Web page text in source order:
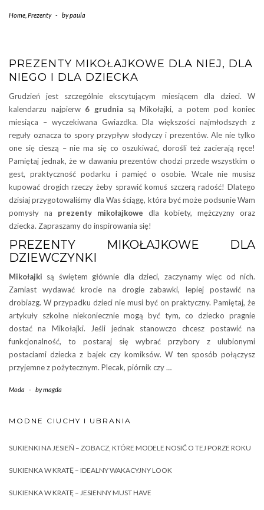
Home Prezenty - bypaula
PREZENTY MIKOŁAJKOWE DLA NIEJ, DLA
NIEGO I DLA DZIECKA
Grudzień jest szczególnie ekscytującym miesiącem dla dzieci. W
kalendarzu najpierw 6 grudnia są Mikołajki, a potem pod koniec
miesiąca – wyczekiwana Gwiazdka. Dla większości najmłodszych z
reguły oznacza to spory przypływ słodyczy i prezentów. Ale nie tylko
one się cieszą – nie ma się co oszukiwać, dorośli też zacierają ręce!
Pamiętaj jednak, że w dawaniu prezentów chodzi przede wszystkim o
gest, praktyczność podarku i pamięć o osobie. Wcale nie musisz
kupować drogich rzeczy żeby sprawić komuś szczerą radość! Dlatego
dzisiaj przygotowaliśmy dla Was ściągę, która być może podsunie Wam
pomysły na prezenty mikołajkowe dla kobiety, mężczyzny oraz
dziecka. Zapraszamy do inspirowania się!
PREZENTY MIKOŁAJKOWE DLA
DZIEWCZYNKI
Mikołajki są świętem głównie dla dzieci, zaczynamy więc od nich.
Zamiast wydawać krocie na drogie zabawki, lepiej postawić na
drobiazg. W przypadku dzieci nie musi być on praktyczny. Pamiętaj, że
artykuły szkolne niekoniecznie mogą być tym, co dziecko pragnie
dostać na Mikołajki. Jeśli jednak stanowczo chcesz postawić na
funkcjonalność, to postaraj się wybrać przybory z ulubionymi
postaciami dziecka z bajek czy komiksów. W ten sposób połączysz
przyjemne z pożytecznym. Plecak, piórnik czy …
Moda - bymagda
MODNE CIUCHY I UBRANIA
SUKIENKI NA JESIEŃ – ZOBACZ, KTÓRE MODELE NOSIĆ O TEJ PORZE ROKU
SUKIENKA W KRATĘ – IDEALNY WAKACYJNY LOOK
SUKIENKA W KRATĘ – JESIENNY MUST HAVE